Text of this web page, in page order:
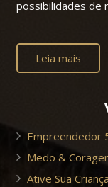
possibilidades de
Leia mais
Empreendedor
Medo &
Ative Sua